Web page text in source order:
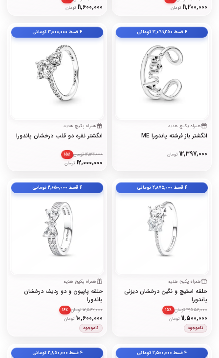
11,200,000 تومان 11,600,000 تومان
۴ قسط ۳٬۰۹۹٬۲۵۰ تومانی
همراه پکیج هدیه
انگشتر باز فرشته پاندورا ME
12,397,000 تومان
۴ قسط ۳٬۰۰۰٬۰۰۰ تومانی
همراه پکیج هدیه
انگشتر نقره دو قلب درخشان پاندورا
12,000,000 تومان
14,124,000 تومان ۱۵٪
۴ قسط ۲٬۸۷۵٬۰۰۰ تومانی
همراه پکیج هدیه
حلقه استیچ و نگین درخشان دیزنی
پاندورا
11,500,000 تومان
13,552,000 تومان ۱۵٪
ناموجود
۴ قسط ۲٬۶۵۰٬۰۰۰ تومانی
همراه پکیج هدیه
حلقه پاپیون و دو ردیف درخشان
پاندورا
10,600,000 تومان
12,562,000 تومان ۱۶٪
ناموجود
۴ قسط ۲٬۵۰۰٬۰۰۰ تومانی ۴ قسط ۲٬۸۵۰٬۰۰۰ تومانی